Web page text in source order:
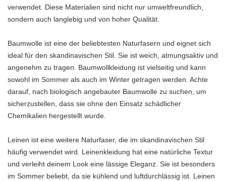
verwendet. Diese Materialien sind nicht nur umweltfreundlich,
sondern auch langlebig und von hoher Qualität.
Baumwolle ist eine der beliebtesten Naturfasern und eignet sich
ideal für den skandinavischen Stil. Sie ist weich, atmungsaktiv und
angenehm zu tragen. Baumwollkleidung ist vielseitig und kann
sowohl im Sommer als auch im Winter getragen werden. Achte
darauf, nach biologisch angebauter Baumwolle zu suchen, um
sicherzustellen, dass sie ohne den Einsatz schädlicher
Chemikalien hergestellt wurde.
Leinen ist eine weitere Naturfaser, die im skandinavischen Stil
häufig verwendet wird. Leinenkleidung hat eine natürliche Textur
und verleiht deinem Look eine lässige Eleganz. Sie ist besonders
im Sommer beliebt, da sie kühlend und luftdurchlässig ist. Leinen